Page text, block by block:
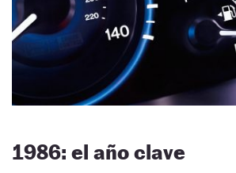
1986: el año clave